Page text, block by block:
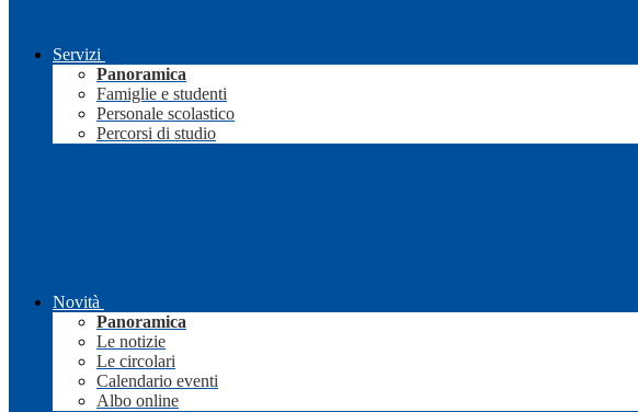
Servizi
Panoramica
Famiglie e studenti
Personale scolastico
Percorsi di studio
Novità
Panoramica
Le notizie
Le circolari
Calendario eventi
Albo online